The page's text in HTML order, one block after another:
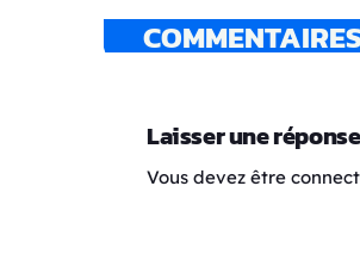
Laisser une réponse
Vous devez être